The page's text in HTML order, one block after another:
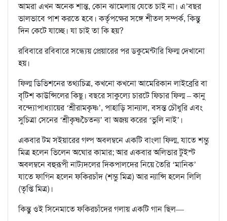
আমরা এখন অনেক শান্ত, কোন ঝামেলায় যেতে চাই না। এ’বছর
ভালভাবে পাশ করতে হবে। কর্তৃপক্ষের সঙ্গে শীতল সম্পর্ক, কিন্তু
দিন কেটে যাচ্ছে। যা চাই তা কি হয়?
রবিবারে রবিবারে সন্ধ্যেয় প্রেয়ারের পর ডকুমেন্টারি ফিল্ম দেখানো
হয়।
ফিল্ম ডিভিশনের তথ্যচিত্র, কখনো কখনো আমেরিকান লাইব্রেরি বা
বৃটিশ কাউন্সিলের কিছু। বছরে সাকুল্যে চারটে ফিচার ফিল্ম – কানু
বন্দ্যোপাধ্যায়ের ‘শ্রীরামকৃষ্ণ’, পাহাড়ি সান্যাল, বসন্ত চৌধুরি এবং
সুচিত্রা সেনের ‘শ্রীকৃষ্ণচৈতন্য’ বা অজয় করের ‘ভুলি নাই’।
একবার টম সইয়ারের গল্প অবলম্বনে একটি বাংলা ফিল্ম, যাতে শম্ভু
মিত্র হলেন ভিলেন অঘোর কামার; আর একবার অলিভার টুইস্ট
অবলম্বনে বহুরূপী নাট্যদলের দিকপালদের নিয়ে তৈরি ‘মানিক’
যাতে ফাগিন হলেন ফকিরচাঁদ (শম্ভু মিত্র) আর ন্যান্সি হলেন লিলি
(তৃপ্তি মিত্র)।
কিন্তু ওই সিনেমাতে ফকিরচাঁদের গলায় একটি গান ছিল—